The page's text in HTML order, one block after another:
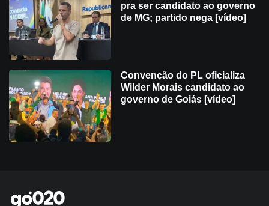
pra ser candidato ao governo
de MG; partido nega [vídeo]
Convenção do PL oficializa
Wilder Morais candidato ao
governo de Goiás [vídeo]